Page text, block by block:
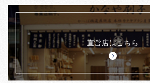
直営店はこちら